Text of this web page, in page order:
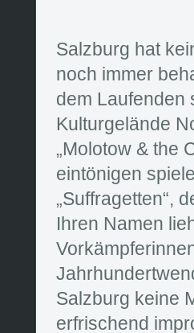
Salzburg hat
noch immer
dem Laufenden
Kulturgelände
„Molotow & the
eintönigen
„Suffragetten“,
Ihren Namen
Salzburg keine
erfrischend